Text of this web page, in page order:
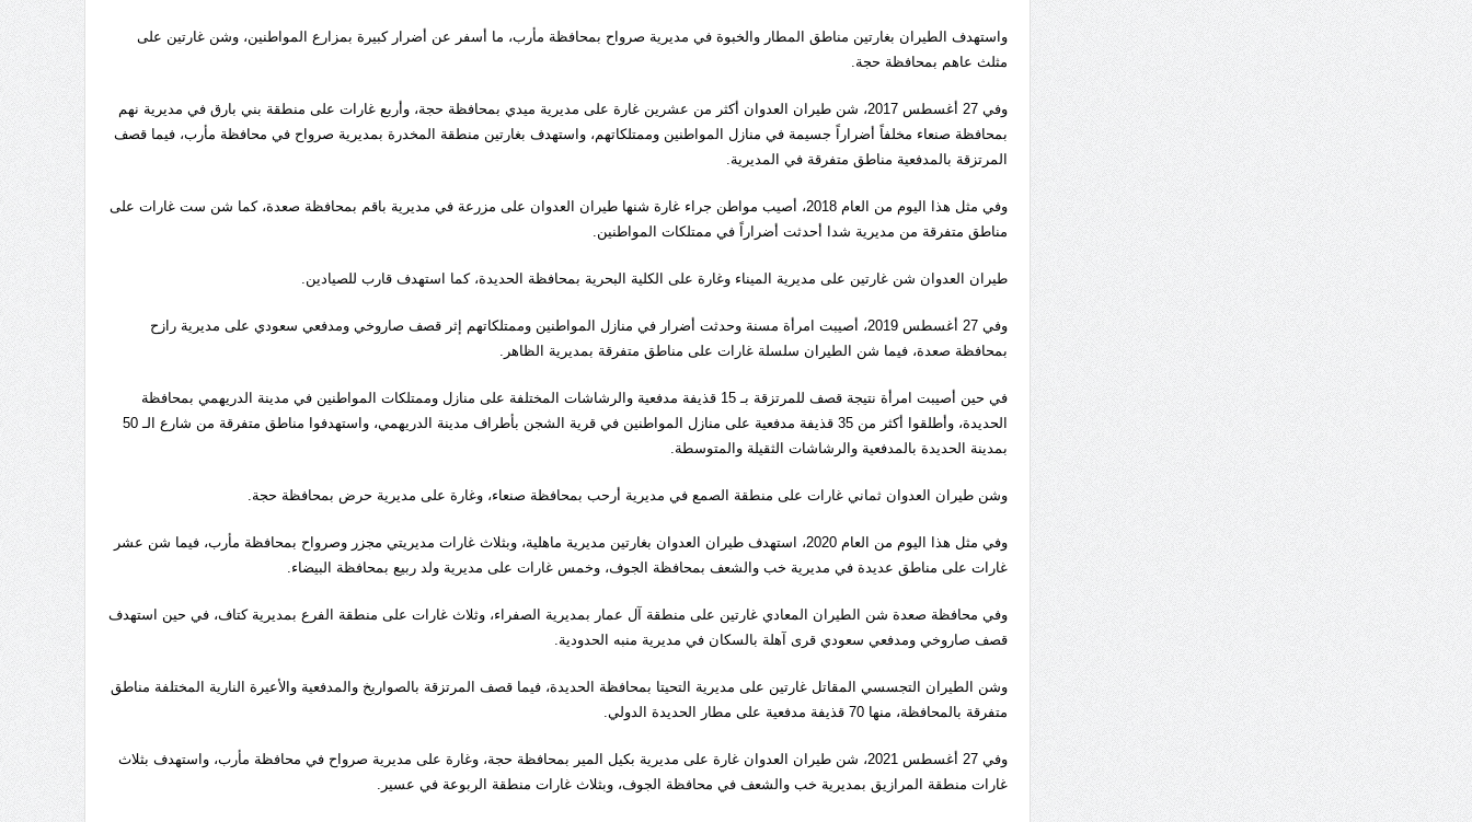
واستهدف الطيران بغارتين مناطق المطار والخبوة في مديرية صرواح بمحافظة مأرب، ما أسفر عن أضرار كبيرة بمزارع المواطنين، وشن غارتين على
مثلث عاهم بمحافظة حجة.
وفي 27 أغسطس 2017، شن طيران العدوان أكثر من عشرين غارة على مديرية ميدي بمحافظة حجة، وأربع غارات على منطقة بني بارق في مديرية نهم
بمحافظة صنعاء مخلفاً أضراراً جسيمة في منازل المواطنين وممتلكاتهم، واستهدف بغارتين منطقة المخدرة بمديرية صرواح في محافظة مأرب، فيما قصف
المرتزقة بالمدفعية مناطق متفرقة في المديرية.
وفي مثل هذا اليوم من العام 2018، أصيب مواطن جراء غارة شنها طيران العدوان على مزرعة في مديرية باقم بمحافظة صعدة، كما شن ست غارات على
مناطق متفرقة من مديرية شدا أحدثت أضراراً في ممتلكات المواطنين.
طيران العدوان شن غارتين على مديرية الميناء وغارة على الكلية البحرية بمحافظة الحديدة، كما استهدف قارب للصيادين.
وفي 27 أغسطس 2019، أصيبت امرأة مسنة وحدثت أضرار في منازل المواطنين وممتلكاتهم إثر قصف صاروخي ومدفعي سعودي على مديرية رازح
بمحافظة صعدة، فيما شن الطيران سلسلة غارات على مناطق متفرقة بمديرية الظاهر.
في حين أصيبت امرأة نتيجة قصف للمرتزقة بـ 15 قذيفة مدفعية والرشاشات المختلفة على منازل وممتلكات المواطنين في مدينة الدريهمي بمحافظة
الحديدة، وأطلقوا أكثر من 35 قذيفة مدفعية على منازل المواطنين في قرية الشجن بأطراف مدينة الدريهمي، واستهدفوا مناطق متفرقة من شارع الـ 50
بمدينة الحديدة بالمدفعية والرشاشات الثقيلة والمتوسطة.
وشن طيران العدوان ثماني غارات على منطقة الصمع في مديرية أرحب بمحافظة صنعاء، وغارة على مديرية حرض بمحافظة حجة.
وفي مثل هذا اليوم من العام 2020، استهدف طيران العدوان بغارتين مديرية ماهلية، وبثلاث غارات مديريتي مجزر وصرواح بمحافظة مأرب، فيما شن عشر
غارات على مناطق عديدة في مديرية خب والشعف بمحافظة الجوف، وخمس غارات على مديرية ولد ربيع بمحافظة البيضاء.
وفي محافظة صعدة شن الطيران المعادي غارتين على منطقة آل عمار بمديرية الصفراء، وثلاث غارات على منطقة الفرع بمديرية كتاف، في حين استهدف
قصف صاروخي ومدفعي سعودي قرى آهلة بالسكان في مديرية منبه الحدودية.
وشن الطيران التجسسي المقاتل غارتين على مديرية التحيتا بمحافظة الحديدة، فيما قصف المرتزقة بالصواريخ والمدفعية والأعيرة النارية المختلفة مناطق
متفرقة بالمحافظة، منها 70 قذيفة مدفعية على مطار الحديدة الدولي.
وفي 27 أغسطس 2021، شن طيران العدوان غارة على مديرية بكيل المير بمحافظة حجة، وغارة على مديرية صرواح في محافظة مأرب، واستهدف بثلاث
غارات منطقة المرازيق بمديرية خب والشعف في محافظة الجوف، وبثلاث غارات منطقة الربوعة في عسير.